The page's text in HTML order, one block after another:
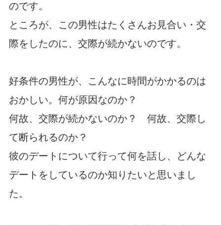
のです。
ところが、この男性はたくさんお見合い・交
際をしたのに、交際が続かないのです。
好条件の男性が、こんなに時間がかかるのは
おかしい。何が原因なのか？
何故、交際が続かないのか？ 何故、交際し
て断られるのか？
彼のデートについて行って何を話し、どんな
デートをしているのか知りたいと思いまし
た。